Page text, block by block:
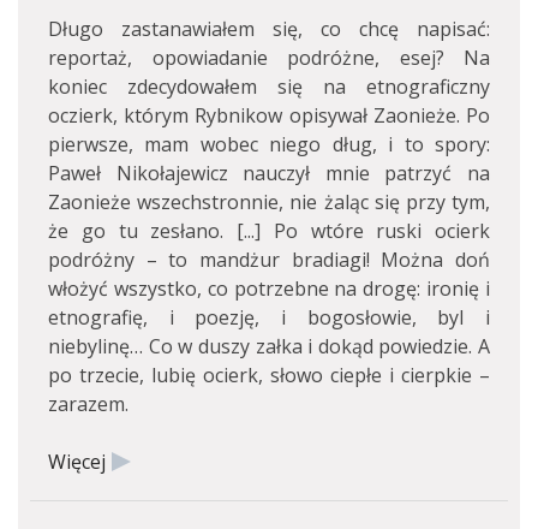
Długo zastanawiałem się, co chcę napisać:
reportaż, opowiadanie podróżne, esej? Na
koniec zdecydowałem się na etnograficzny
oczierk, którym Rybnikow opisywał Zaonieże. Po
pierwsze, mam wobec niego dług, i to spory:
Paweł Nikołajewicz nauczył mnie patrzyć na
Zaonieże wszechstronnie, nie żaląc się przy tym,
że go tu zesłano. [...] Po wtóre ruski ocierk
podróżny – to mandżur bradiagi! Można doń
włożyć wszystko, co potrzebne na drogę: ironię i
etnografię, i poezję, i bogosłowie, byl i
niebylinę… Co w duszy załka i dokąd powiedzie. A
po trzecie, lubię ocierk, słowo ciepłe i cierpkie –
zarazem.
Więcej